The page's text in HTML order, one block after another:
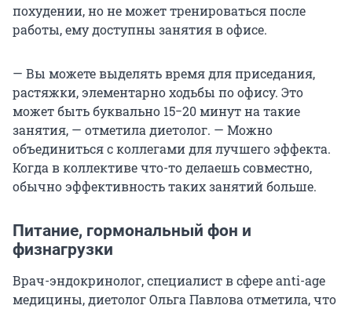
похудении, но не может тренироваться после
работы, ему доступны занятия в офисе.
— Вы можете выделять время для приседания,
растяжки, элементарно ходьбы по офису. Это
может быть буквально 15−20 минут на такие
занятия, — отметила диетолог. — Можно
объединиться с коллегами для лучшего эффекта.
Когда в коллективе что-то делаешь совместно,
обычно эффективность таких занятий больше.
Питание, гормональный фон и
физнагрузки
Врач-эндокринолог, специалист в сфере anti-age
медицины, диетолог Ольга Павловаотметила, что